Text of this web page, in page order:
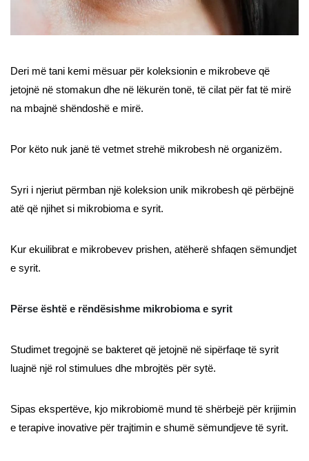
Deri më tani kemi mësuar për koleksionin e mikrobeve që
jetojnë në stomakun dhe në lëkurën tonë, të cilat për fat të mirë
na mbajnë shëndoshë e mirë.
Por këto nuk janë të vetmet strehë mikrobesh në organizëm.
Syri i njeriut përmban një koleksion unik mikrobesh që përbëjnë
atë që njihet si mikrobioma e syrit.
Kur ekuilibrat e mikrobevev prishen, atëherë shfaqen sëmundjet
e syrit.
Përse është e rëndësishme mikrobioma e syrit
Studimet tregojnë se bakteret që jetojnë në sipërfaqe të syrit
luajnë një rol stimulues dhe mbrojtës për sytë.
Sipas ekspertëve, kjo mikrobiomë mund të shërbejë për krijimin
e terapive inovative për trajtimin e shumë sëmundjeve të syrit.